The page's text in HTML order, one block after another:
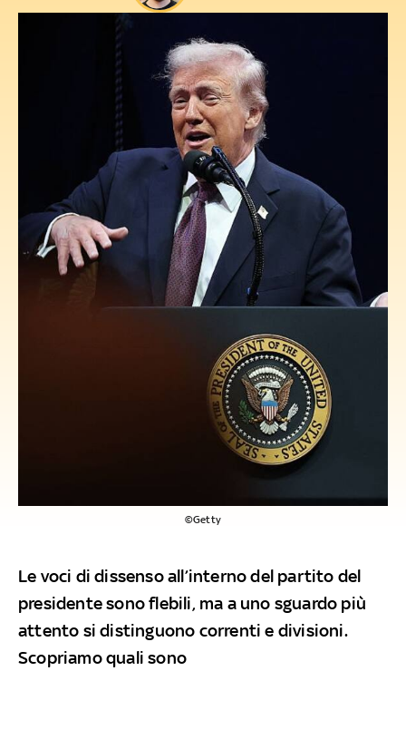
©Getty
Le voci di dissenso all’interno del partito del
presidente sono flebili, ma a uno sguardo più
attento si distinguono correnti e divisioni.
Scopriamo quali sono